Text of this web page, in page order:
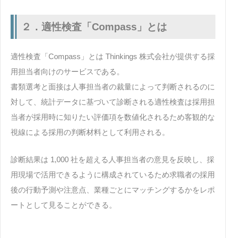
２．適性検査「Compass」とは
適性検査「Compass」とは Thinkings 株式会社が提供する採
用担当者向けのサービスである。
書類選考と面接は人事担当者の裁量によって判断されるのに
対して、統計データに基づいて診断される適性検査は採用担
当者が採用時に知りたい評価項を数値化されるため客観的な
視線による採用の判断材料として利用される。
診断結果は 1,000 社を超える人事担当者の意見を反映し、採
用現場で活用できるように構成されているため求職者の採用
後の行動予測や注意点、業種ごとにマッチングするかをレポ
ートとして見ることができる。